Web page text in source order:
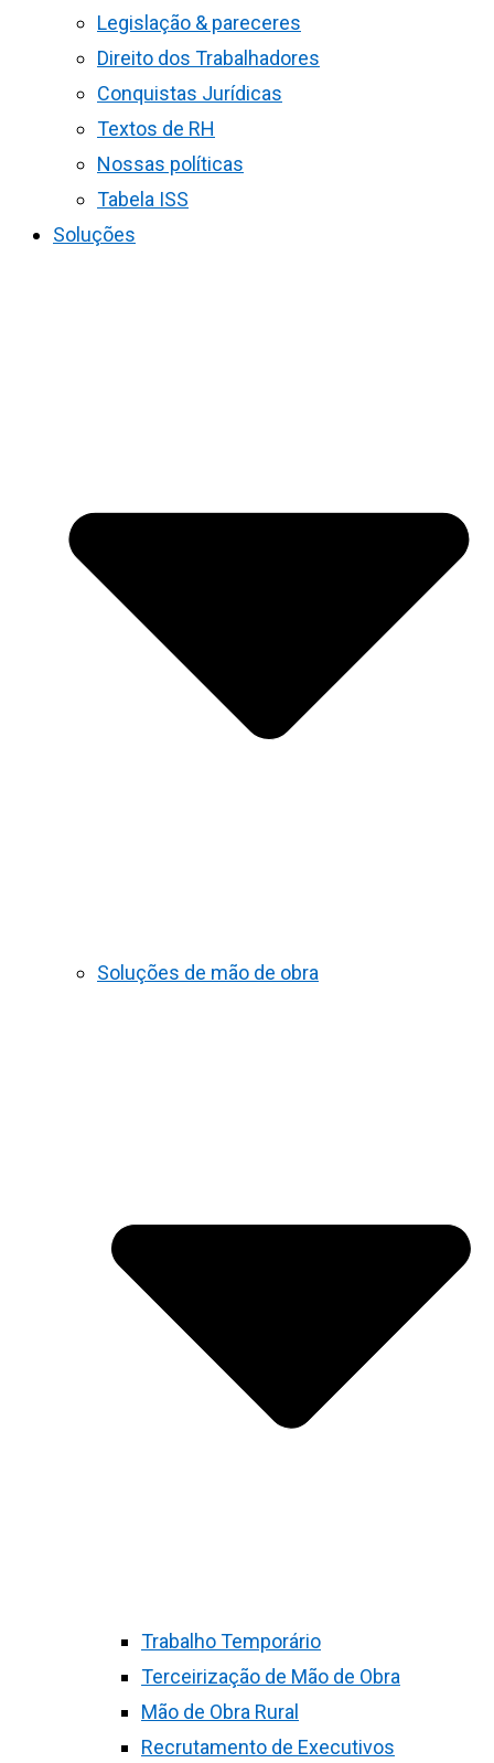
Legislação & pareceres
Direito dos Trabalhadores
Conquistas Jurídicas
Textos de RH
Nossas políticas
Tabela ISS
Soluções
Soluções de mão de obra
Trabalho Temporário
Terceirização de Mão de Obra
Mão de Obra Rural
Recrutamento de Executivos